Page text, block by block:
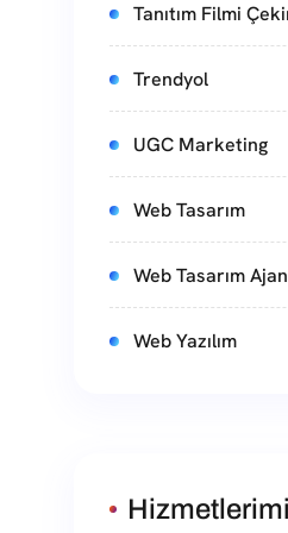
Tanıtım Filmi
Trendyol
UGC Marketing
Web Tasarım
Web Tasarım
Web Yazılım